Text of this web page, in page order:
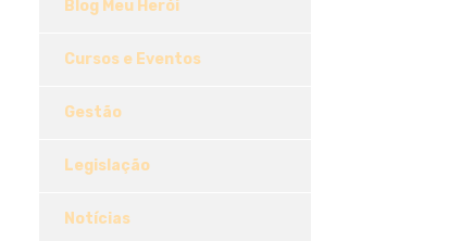
Blog Meu Herói
Cursos e Eventos
Gestão
Legislação
Notícias